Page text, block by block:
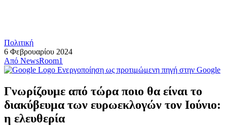
Πολιτική
6 Φεβρουαρίου 2024
Από NewsRoom1
Ενεργοποίηση ως προτιμώμενη πηγή στην Google
Γνωρίζουμε από τώρα ποιο θα είναι το
διακύβευμα των ευρωεκλογών τον Ιούνιο:
η ελευθερία